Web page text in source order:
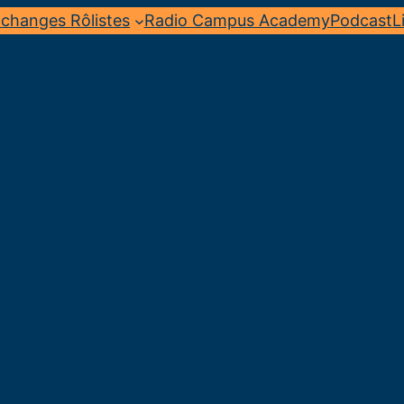
Rôlistes Radio Campus AcademyPodcast